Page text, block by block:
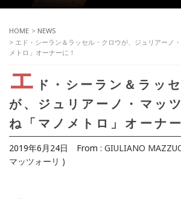
HOME > NEWS
> エド・シーラン＆ラッセル・クロウが、ジュリアーノ
メトロ」オーナーに！
エ
ド・シーラン＆ラッ
が、ジュリアーノ・マッ
ね「マノメトロ」オーナー
2019年6月24日 From : GIULIANO
マッツォーリ )